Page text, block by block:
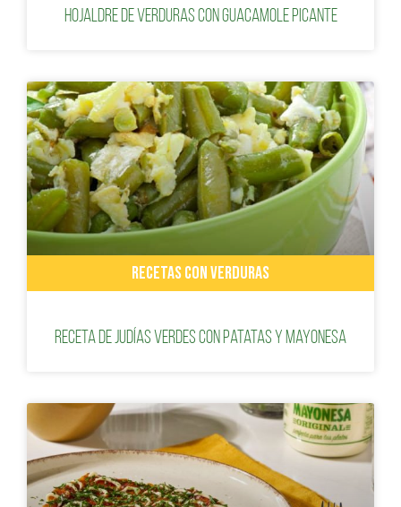
Hojaldre de verduras con guacamole picante
RECETAS CON VERDURAS
Receta de judías verdes con patatas y mayonesa